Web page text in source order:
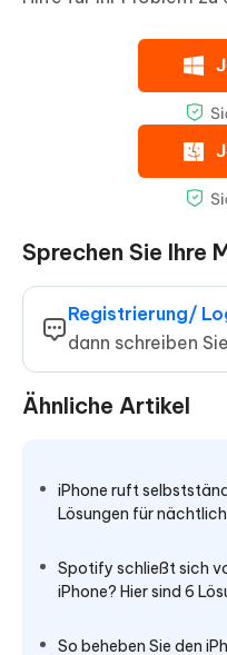
Sprechen Sie Ihre
Registrierung/
dann schreiben
Ähnliche Artikel
iPhone ruft
Lösungen für
Spotify schließt sich
iPhone? Hier sind 6
So beheben Sie den